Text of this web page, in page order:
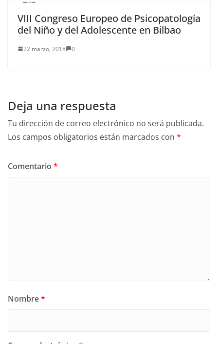
VIII Congreso Europeo de Psicopatología
del Niño y del Adolescente en Bilbao
22 marzo, 2018 0
Deja una respuesta
Tu dirección de correo electrónico no será publicada.
Los campos obligatorios están marcados con *
Comentario *
Nombre*